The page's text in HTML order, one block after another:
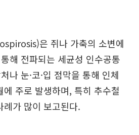
은 쥐나 가축의 소변에
해 전파되는 세균성 인수공통
나 눈·코·입 점막을 통해 인체
주로 발생하며, 특히 추수철
가 많이 보고된다.